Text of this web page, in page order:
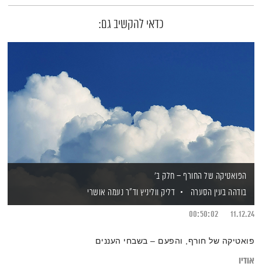
כדאי להקשיב גם:
הפואטיקה של החורף – חלק ב'
בודהה בעין הסערה
דליק ווליניץ וד"ר נעמה אושרי
11.12.24
00:50:02
פואטיקה של חורף, והפעם – בשבחי העננים
אודיו